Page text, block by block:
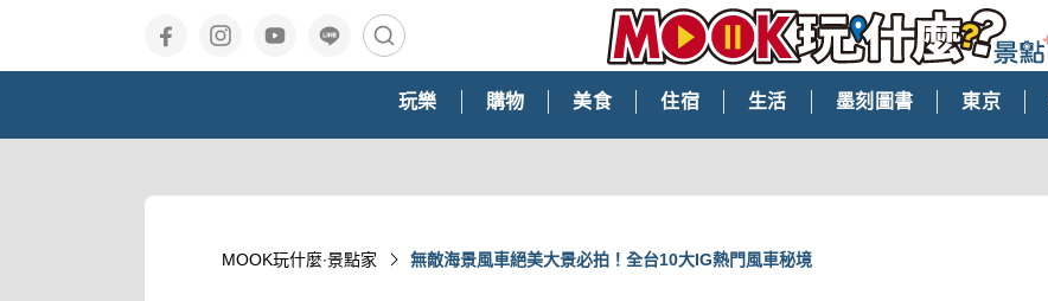
玩樂 購物 美食 住宿 生活 墨刻圖書 東京
MOOK玩什麼‧景點家 無敵海景風車絕美大景必拍！全台10大IG熱門風車秘境